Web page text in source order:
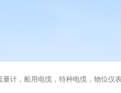
，船用电缆，特种电缆，物位仪表，